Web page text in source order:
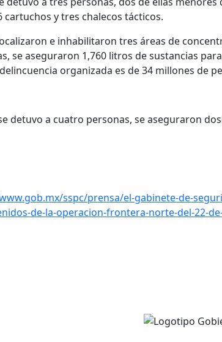
cartuchos y tres chalecos tácticos.
e inhabilitaron tres áreas de
se aseguraron 1,760 litros de sustancias
organizada es de 34 millones de
detuvo a cuatro personas, se aseguraron
sspc/prensa/el-gabinete-de-
de-la-operacion-frontera-norte-del-22-